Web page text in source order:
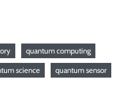
quantum computing
science quantum sensor